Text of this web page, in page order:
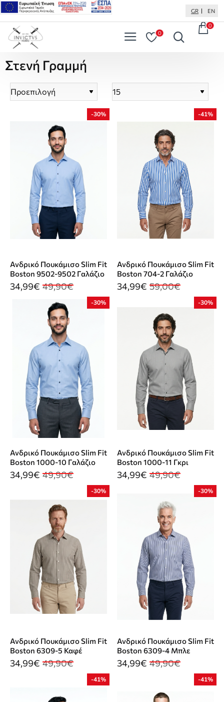
GR EN
0
0
Στενή Γραμμή
-30%
Ανδρικό Πουκάμισο Slim Fit
Boston 9502-9502 Γαλάζιο
34,99€ 49,90€
-41%
Ανδρικό Πουκάμισο Slim Fit
Boston 704-2 Γαλάζιο
34,99€ 59,00€
-30%
Ανδρικό Πουκάμισο Slim Fit
Boston 1000-10 Γαλάζιο
34,99€ 49,90€
-30%
Ανδρικό Πουκάμισο Slim Fit
Boston 1000-11 Γκρι
34,99€ 49,90€
-30%
Ανδρικό Πουκάμισο Slim Fit
Boston 6309-5 Καφέ
34,99€ 49,90€
-30%
Ανδρικό Πουκάμισο Slim Fit
Boston 6309-4 Μπλε
34,99€ 49,90€
-41% -41%